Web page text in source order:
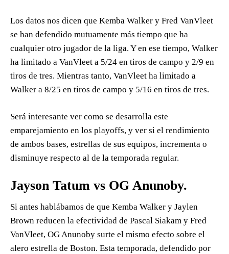
Los datos nos dicen que Kemba Walker y Fred VanVleet
se han defendido mutuamente más tiempo que ha
cualquier otro jugador de la liga. Y en ese tiempo, Walker
ha limitado a VanVleet a 5/24 en tiros de campo y 2/9 en
tiros de tres. Mientras tanto, VanVleet ha limitado a
Walker a 8/25 en tiros de campo y 5/16 en tiros de tres.
Será interesante ver como se desarrolla este
emparejamiento en los playoffs, y ver si el rendimiento
de ambos bases, estrellas de sus equipos, incrementa o
disminuye respecto al de la temporada regular.
Jayson Tatum vs OG Anunoby.
Si antes hablábamos de que Kemba Walker y Jaylen
Brown reducen la efectividad de Pascal Siakam y Fred
VanVleet, OG Anunoby surte el mismo efecto sobre el
alero estrella de Boston. Esta temporada, defendido por